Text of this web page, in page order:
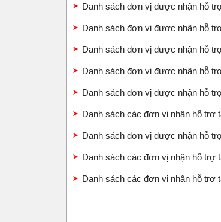
Danh sách đơn vị được nhận hỗ
Danh sách đơn vị được nhận hỗ
Danh sách đơn vị được nhận hỗ
Danh sách đơn vị được nhận hỗ
Danh sách đơn vị được nhận hỗ
Danh sách các đơn vị nhận hỗ trợ
Danh sách đơn vị được nhận hỗ
Danh sách các đơn vị nhận hỗ trợ
Danh sách các đơn vị nhận hỗ trợ